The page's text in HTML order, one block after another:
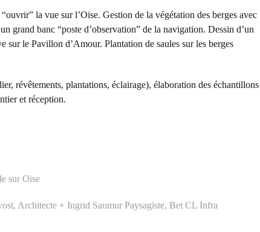
la vue sur l’Oise. Gestion de la végétation des berges avec
grand banc “poste d’observation” de la navigation. Dessin d’un
sur le Pavillon d’Amour. Plantation de saules sur les berges
révêtements, plantations, éclairage), élaboration des échantillons
et réception.
sur Oise
Architecte + Ingrid Saumur Paysagiste, Bet CL Infra